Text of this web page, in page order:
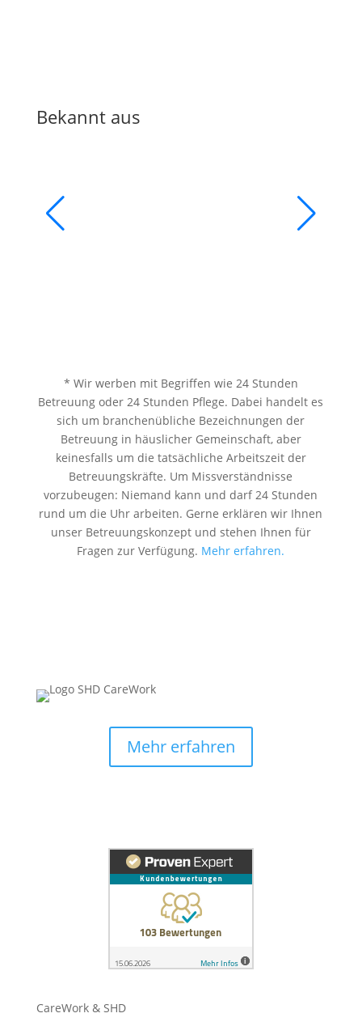
Bekannt aus
* Wir werben mit Begriffen wie 24 Stunden
Betreuung oder 24 Stunden Pflege. Dabei handelt es
sich um branchenübliche Bezeichnungen der
Betreuung in häuslicher Gemeinschaft, aber
keinesfalls um die tatsächliche Arbeitszeit der
Betreuungskräfte. Um Missverständnisse
vorzubeugen: Niemand kann und darf 24 Stunden
rund um die Uhr arbeiten. Gerne erklären wir Ihnen
unser Betreuungskonzept und stehen Ihnen für
Fragen zur Verfügung. Mehr erfahren.
Mehr erfahren
CareWork & SHD